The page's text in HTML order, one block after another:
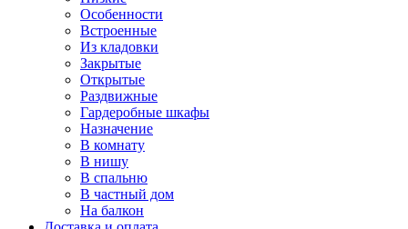
Особенности
Встроенные
Из кладовки
Закрытые
Открытые
Раздвижные
Гардеробные шкафы
Назначение
В комнату
В нишу
В спальню
В частный дом
На балкон